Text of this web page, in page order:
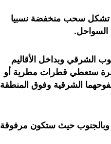
، تشكل سحب منخفضة نسبيا
السواحل.
الشرقي وبداخل الأقاليم
ستعطي قطرات مطرية أو
الشرقية وفوق المنطقة
وبالجنوب حيث ستكون مرفوقة